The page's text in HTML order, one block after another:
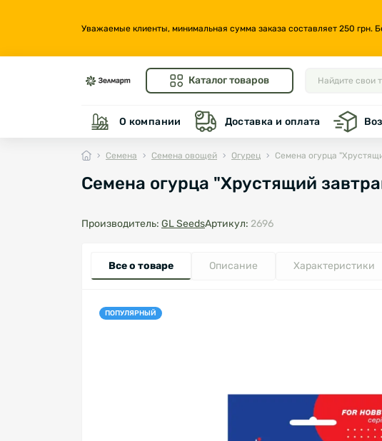
Уважаемые клиенты, минимальная сумма заказа составляет 250 грн.
Каталог товаров
О компании Доставка и оплата
Семена Семена овощей Огурец Семена огурца
Семена огурца "Хрустящий
Производитель: GL SeedsАртикул: 2696
Все о товаре Описание Характеристики
ПОПУЛЯРНЫЙ